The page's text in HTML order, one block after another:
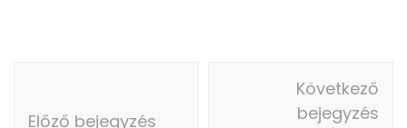
Előző bejegyzés
Következő
bejegyzés